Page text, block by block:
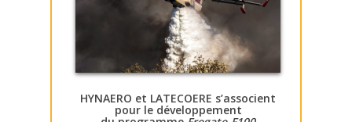
HYNAERO et LATECOERE s’associent
pour le développement